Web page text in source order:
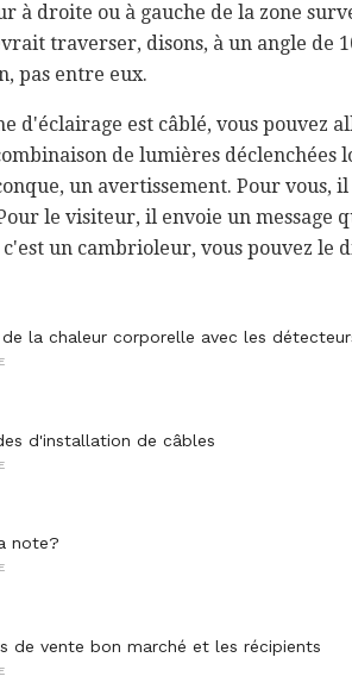
à droite ou à gauche de la zone
traverser, disons, à un angle de
pas entre eux.
d'éclairage est câblé, vous pouvez
de lumières déclenchées
un avertissement. Pour vous,
le visiteur, il envoie un message
un cambrioleur, vous pouvez le
la chaleur corporelle avec les
d'installation de câbles
note?
de vente bon marché et les récipients